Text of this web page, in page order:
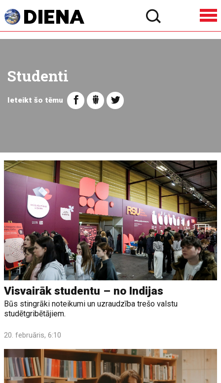
Studenti
Ieteikt šo tēmu
Visvairāk studentu – no Indijas
Būs stingrāki noteikumi un uzraudzība trešo valstu
studētgribētājiem.
20. februāris, 6:10